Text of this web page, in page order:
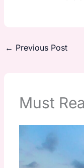
← Previous Post
Must